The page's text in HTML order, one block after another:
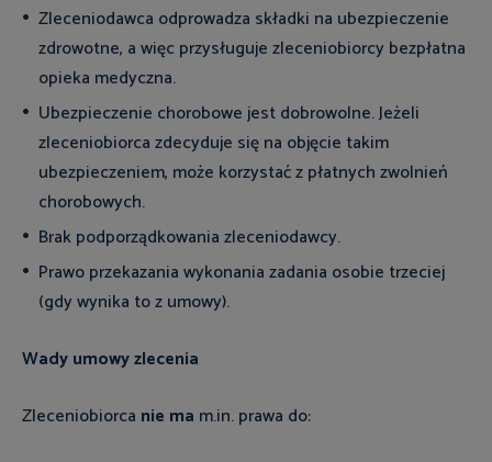
Zleceniodawca odprowadza składki na ubezpieczenie
zdrowotne, a więc przysługuje zleceniobiorcy bezpłatna
opieka medyczna.
Ubezpieczenie chorobowe jest dobrowolne. Jeżeli
zleceniobiorca zdecyduje się na objęcie takim
ubezpieczeniem, może korzystać z płatnych zwolnień
chorobowych.
Brak podporządkowania zleceniodawcy.
Prawo przekazania wykonania zadania osobie trzeciej
(gdy wynika to z umowy).
Wady umowy zlecenia
Zleceniobiorca nie ma m.in. prawa do: